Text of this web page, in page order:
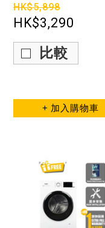
HK$5,898
HK$3,290
比較
+ 加入購物車